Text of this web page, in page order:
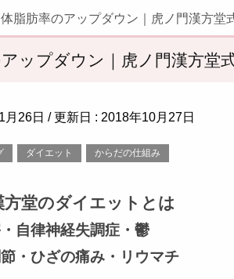
体脂肪率のアップダウン｜虎ノ門漢方堂
ップダウン｜虎ノ門漢方堂
月26日 / 更新日 : 2018年10月27日
ダイエット からだの仕組み
方堂のダイエットとは
自律神経失調症・鬱
・ひざの痛み・リウマチ